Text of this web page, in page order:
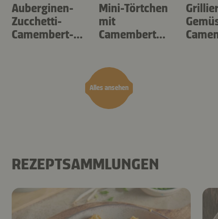
Alles ansehen
Auberginen-
Zucchetti-
Camembert-
Mini-Törtchen
mit
Camembert
REZEPTSAMMLUNGEN